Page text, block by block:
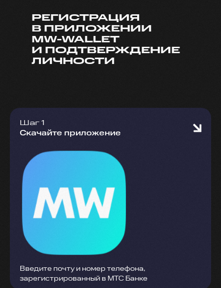
РЕГИСТРАЦИЯ
В ПРИЛОЖЕНИИ
MW-WALLET
И ПОДТВЕРЖДЕНИЕ
ЛИЧНОСТИ
Шаг 1
Скачайте приложение
Введите почту и номер телефона,
зарегистрированный в МТС Банке